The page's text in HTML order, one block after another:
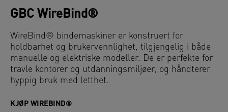
GBC WireBind®
WireBind® bindemaskiner er konstruert for
holdbarhet og brukervennlighet, tilgjengelig i både
manuelle og elektriske modeller. De er perfekte for
travle kontorer og utdanningsmiljøer, og håndterer
hyppig bruk med letthet.
KJØP WIREBIND®